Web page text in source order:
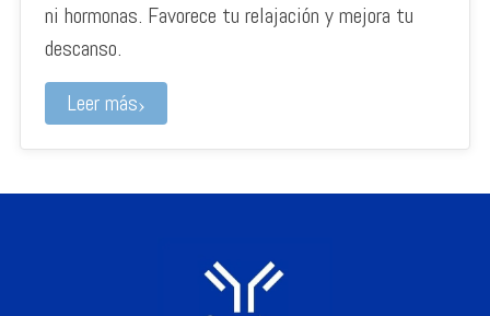
ni hormonas. Favorece tu relajación y mejora tu
descanso.
Leer más